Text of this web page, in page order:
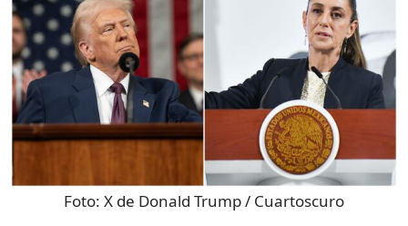
Foto: X de Donald Trump / Cuartoscuro